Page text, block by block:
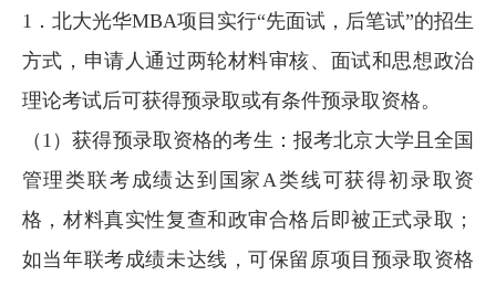
1．北大光华MBA项目实行“先面试，后笔试”的招生
方式，申请人通过两轮材料审核、面试和思想政治
理论考试后可获得预录取或有条件预录取资格。
（1）获得预录取资格的考生：报考北京大学且全国
管理类联考成绩达到国家A类线可获得初录取资
格，材料真实性复查和政审合格后即被正式录取；
如当年联考成绩未达线，可保留原项目预录取资格